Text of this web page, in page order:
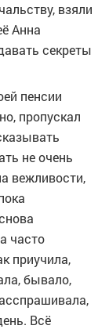
взяли
Анна
секреты
пенсии
пропускал
не очень
вежливости,
часто
приучила,
бывало,
Всё